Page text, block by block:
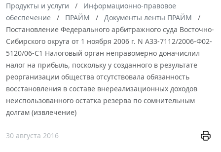
Продукты и услуги
Информационно-правовое
обеспечение
ПРАЙМ
Документы ленты ПРАЙМ
Постановление Федерального арбитражного суда Восточно-
Сибирского округа от 1 ноября 2006 г. N А33-7112/2006-Ф02-
5120/06-С1 Налоговый орган неправомерно доначислил
налог на прибыль, поскольку у созданного в результате
реорганизации общества отсутствовала обязанность
восстановления в составе внереализационных доходов
неиспользованного остатка резерва по сомнительным
долгам (извлечение)
30 августа 2016